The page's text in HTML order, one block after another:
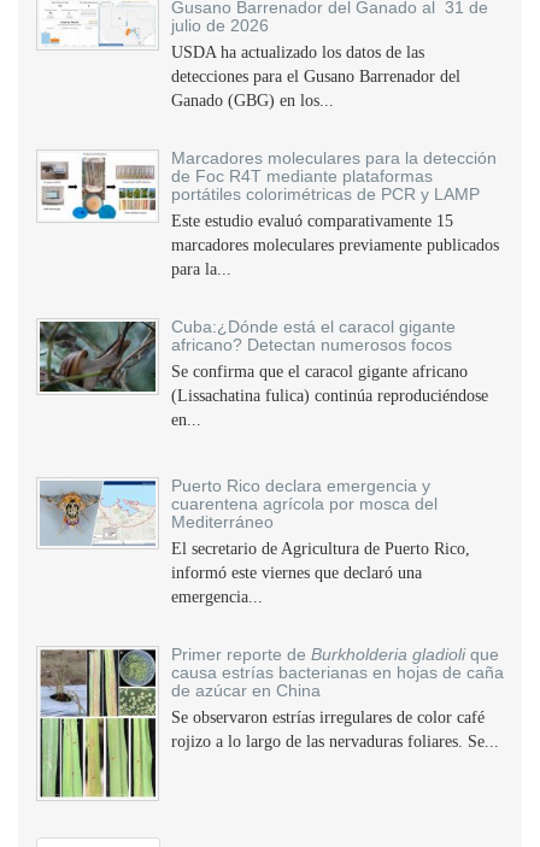
Gusano Barrenador del Ganado al 31 de
julio de 2026
USDA ha actualizado los datos de las
detecciones para el Gusano Barrenador del
Ganado (GBG) en los...
Marcadores moleculares para la detección
de Foc R4T mediante plataformas
portátiles colorimétricas de PCR y LAMP
Este estudio evaluó comparativamente 15
marcadores moleculares previamente publicados
para la...
Cuba:¿Dónde está el caracol gigante
africano? Detectan numerosos focos
Se confirma que el caracol gigante africano
(Lissachatina fulica) continúa reproduciéndose
en...
Puerto Rico declara emergencia y
cuarentena agrícola por mosca del
Mediterráneo
El secretario de Agricultura de Puerto Rico,
informó este viernes que declaró una
emergencia...
Primer reporte de Burkholderia gladiolique
causa estrías bacterianas en hojas de caña
de azúcar en China
Se observaron estrías irregulares de color café
rojizo a lo largo de las nervaduras foliares. Se...